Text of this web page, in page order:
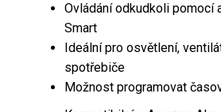
Ovládání odkudkoli pomocí
Smart
Ideální pro osvětlení,
spotřebiče
Možnost programovat